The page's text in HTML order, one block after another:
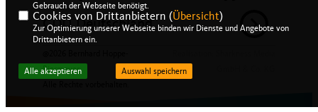
CDU Deutschland
Biermeyer
Gebrauch der Webseite benötigt.
Cookies von Drittanbietern (Übersicht)
Zur Optimierung unserer Webseite binden wir Dienste und Angebote von
Drittanbietern ein.
Alle akzeptieren Auswahl speichern